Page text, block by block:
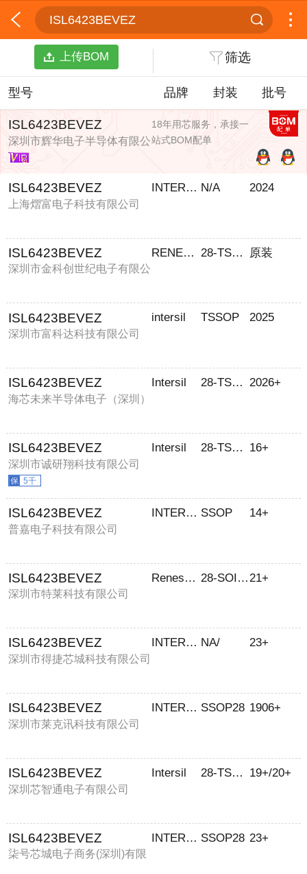
ISL6423BEVEZ
上传BOM 筛选
型号 品牌 封装 批号
ISL6423BEVEZ
深圳市辉华电子半导体有限公
司
18年用芯服务，承接一
站式BOM配单
ISL6423BEVEZ
上海熠富电子科技有限公司
INTERSIL N/A 2024
ISL6423BEVEZ
深圳市金科创世纪电子有限公
RENESAS/瑞萨 28-TSSOP-EP 原装
ISL6423BEVEZ
深圳市富科达科技有限公司
intersil TSSOP 2025
ISL6423BEVEZ
海芯未来半导体电子（深圳）
Intersil 28-TSSOP-EP 2026+
ISL6423BEVEZ
深圳市诚研翔科技有限公司
5千
Intersil 28-TSSOP-EP 16+
ISL6423BEVEZ
普嘉电子科技有限公司
INTERSIL SSOP 14+
ISL6423BEVEZ
深圳市特莱科技有限公司
Renesas Electronics America Inc 28-SOIC（0.173，4.40mm 宽） 21+
ISL6423BEVEZ
深圳市得捷芯城科技有限公司
INTERSIL NA/ 23+
ISL6423BEVEZ
深圳市莱克讯科技有限公司
INTERSIL SSOP28 1906+
ISL6423BEVEZ
深圳芯智通电子有限公司
Intersil 28-TSSOP-EP 19+/20+
ISL6423BEVEZ
柒号芯城电子商务(深圳)有限
INTERSIL SSOP28 23+